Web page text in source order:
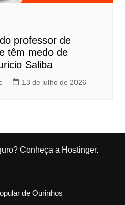
professor de
têm medo de
Saliba
13 de julho de 2026
Conheça a Hostinger.
de Ourinhos